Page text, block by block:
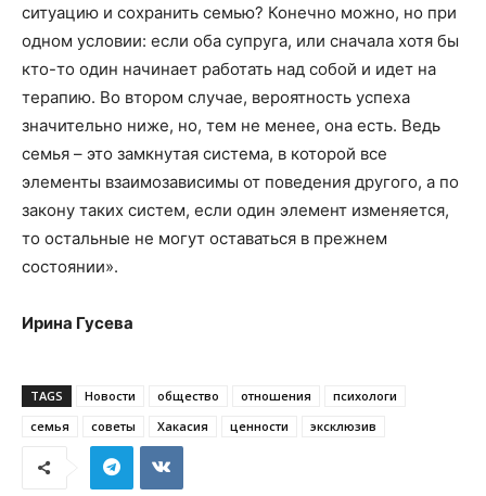
ситуацию и сохранить семью? Конечно можно, но при
одном условии: если оба супруга, или сначала хотя бы
кто-то один начинает работать над собой и идет на
терапию. Во втором случае, вероятность успеха
значительно ниже, но, тем не менее, она есть. Ведь
семья – это замкнутая система, в которой все
элементы взаимозависимы от поведения другого, а по
закону таких систем, если один элемент изменяется,
то остальные не могут оставаться в прежнем
состоянии».
Ирина Гусева
TAGS Новости общество отношения
психологи
семья
советы Хакасия ценности эксклюзив